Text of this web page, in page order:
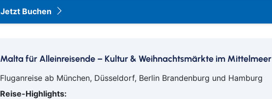
Jetzt Buchen
Malta für Alleinreisende – Kultur & Weihnachtsmärkte im Mittelmeer
Fluganreise ab München, Düsseldorf, Berlin Brandenburg und Hamburg
Reise-Highlights: